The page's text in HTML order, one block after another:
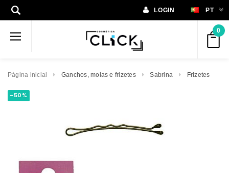
LOGIN PT
0
Página inicial Ganchos, molas e frizetes Sabrina Frizetes
-50%